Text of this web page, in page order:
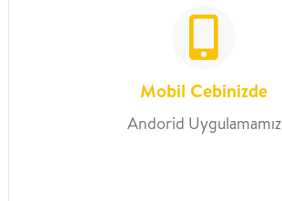
Mobil Cebinizde
Andorid Uygulamamız